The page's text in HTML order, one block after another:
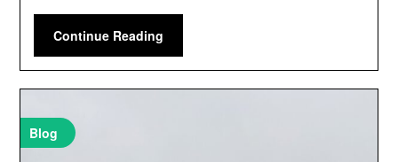
Continue Reading
Blog